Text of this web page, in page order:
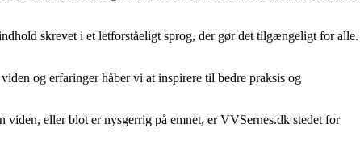
skrevet i et letforståeligt sprog, der gør det tilgængeligt for alle.
og erfaringer håber vi at inspirere til bedre praksis og
eller blot er nysgerrig på emnet, er VVSernes.dk stedet for